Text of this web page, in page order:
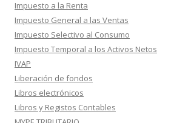
Impuesto a la Renta
Impuesto General a las Ventas
Impuesto Selectivo al Consumo
Impuesto Temporal a los Activos Netos
IVAP
Liberación de fondos
Libros electrónicos
Libros y Registos Contables